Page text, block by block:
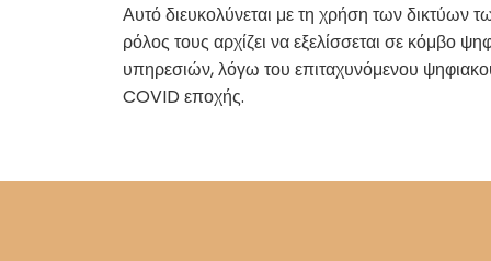
Αυτό διευκολύνεται με τη χρήση των δικτύων
ρόλος τους αρχίζει να εξελίσσεται σε κόμβο
υπηρεσιών, λόγω του επιταχυνόμενου
COVID εποχής.